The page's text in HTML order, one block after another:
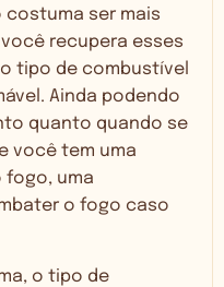
ser mais
recupera esses
tipo de combustível
Ainda podendo
quanto quando se
você tem uma
fogo, uma
o fogo caso
o tipo de